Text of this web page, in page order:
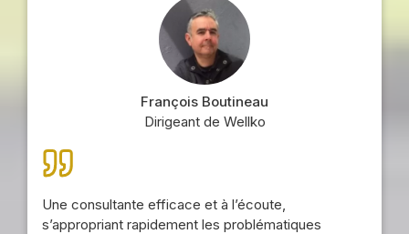
François Boutineau
Dirigeant de Wellko
Une consultante efficace et à l’écoute,
s’appropriant rapidement les problématiques